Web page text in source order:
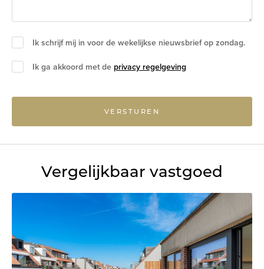
Ik schrijf mij in voor de wekelijkse nieuwsbrief op zondag.
Ik ga akkoord met de privacy regelgeving
VERSTUREN
Vergelijkbaar vastgoed